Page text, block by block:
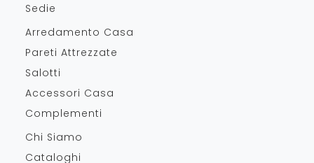
Sedie
Arredamento Casa
Pareti Attrezzate
Salotti
Accessori Casa
Complementi
Chi Siamo
Cataloghi